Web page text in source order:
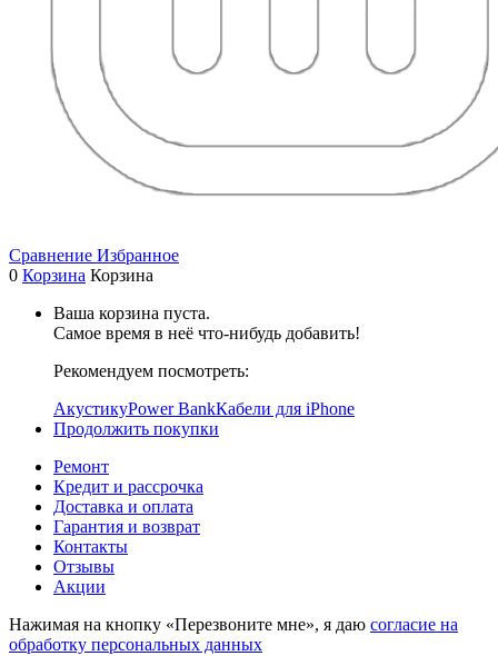
Сравнение Избранное
0 Корзина Корзина
Ваша корзина пуста.
Самое время в неё что-нибудь добавить!
Рекомендуем посмотреть:
АкустикуPower BankКабели для iPhone
Продолжить покупки
Ремонт
Кредит и рассрочка
Доставка и оплата
Гарантия и возврат
Контакты
Отзывы
Акции
Нажимая на кнопку «Перезвоните мне», я даю согласие на
обработку персональных данных